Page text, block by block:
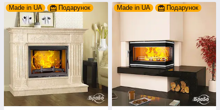
Made in UA Подарунок Made in UA Подарунок